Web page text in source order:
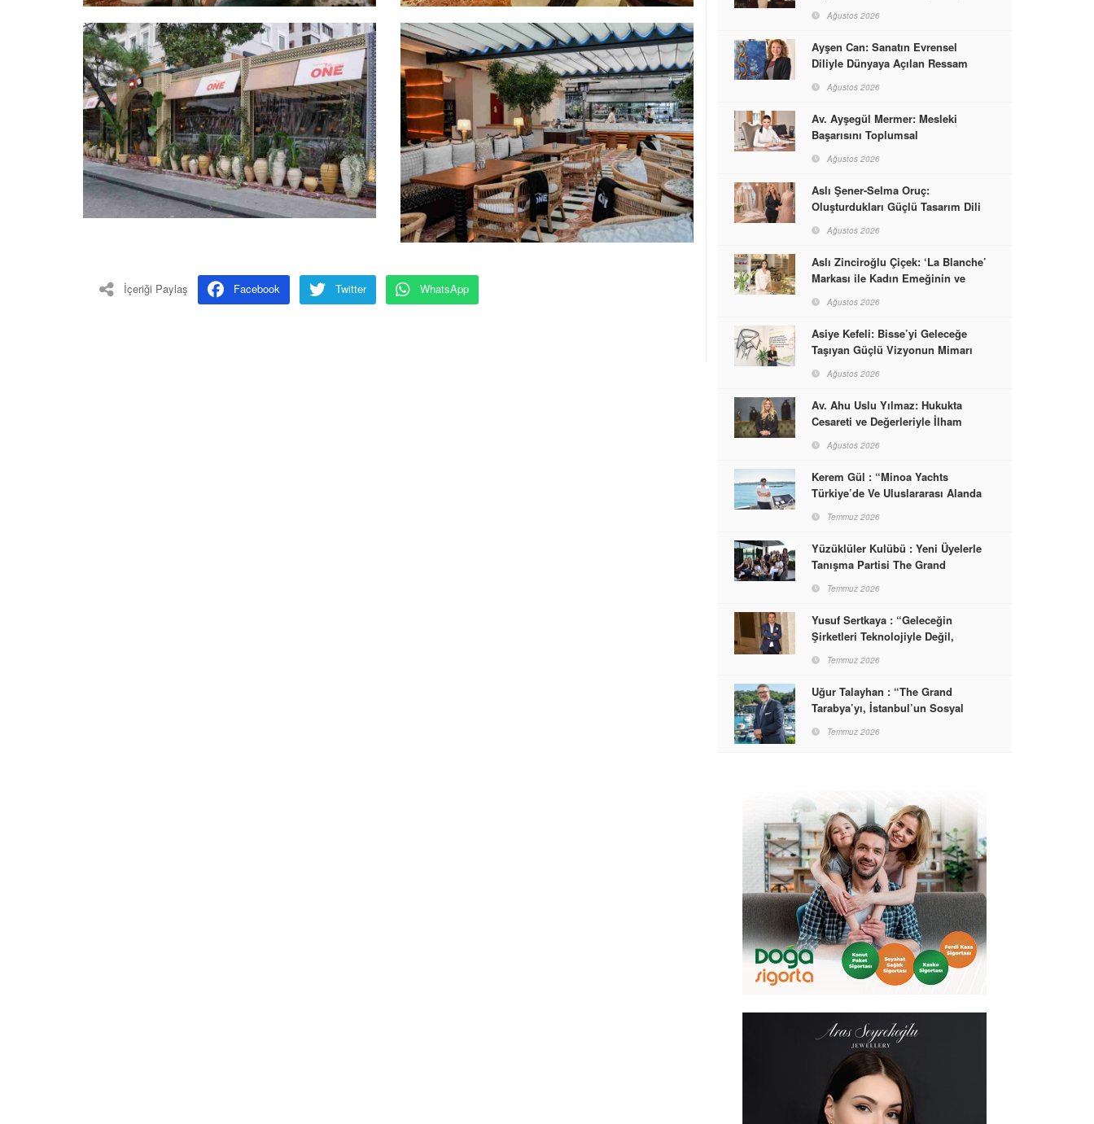
İçeriği Paylaş Facebook Twitter WhatsApp
Ağustos 2026
Ayşen Can: Sanatın Evrensel
Diliyle Dünyaya Açılan Ressam
Ağustos 2026
Av. Ayşegül Mermer: Mesleki
Başarısını Toplumsal
Ağustos 2026
Aslı Şener-Selma Oruç:
Oluşturdukları Güçlü Tasarım Dili
Dünyasına İmzalarını Attılar
Ağustos 2026
Aslı Zinciroğlu Çiçek: ‘La Blanche’
Markası ile Kadın Emeğinin ve
Başarabileceğinin En Güzel
Örneğini Sunuyor
Ağustos 2026
Asiye Kefeli: Bisse’yi Geleceğe
Taşıyan Güçlü Vizyonun Mimarı
Ağustos 2026
Av. Ahu Uslu Yılmaz: Hukukta
Cesareti ve Değerleriyle İlham
Ağustos 2026
Kerem Gül : “Minoa Yachts
Türkiye’de Ve Uluslararası Alanda
Markası Olacak”
Temmuz 2026
Yüzüklüler Kulübü : Yeni Üyelerle
Tanışma Partisi The Grand
Temmuz 2026
Yusuf Sertkaya : “Geleceğin
Şirketleri Teknolojiyle Değil,
Temmuz 2026
Uğur Talayhan : “The Grand
Tarabya’yı, İstanbul’un Sosyal
Destinasyon Haline Getirmeyi
Temmuz 2026